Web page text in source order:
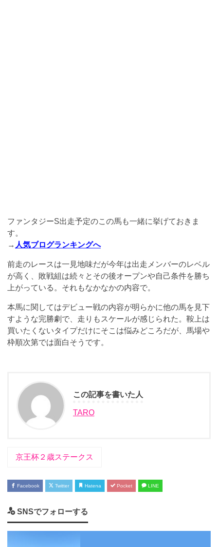
ファンタジーS出走予定のこの馬も一緒に挙げておきま
す。
→ 人気ブログランキングへ
前走のレースは一見地味だが今年は出走メンバーのレベル
が高く、敗戦組は続々とその後オープンや自己条件を勝ち
上がっている。それもなかなかの内容で。
本馬に関してはデビュー戦の内容が明らかに他の馬を見下
すような完勝劇で、走りもスケールが感じられた。鞍上は
買いたくないタイプだけにそこは悩みどころだが、馬場や
枠順次第では面白そうです。
この記事を書いた人
TARO
京王杯２歳ステークス
Facebook Twitter Hatena Pocket LINE
SNSでフォローする